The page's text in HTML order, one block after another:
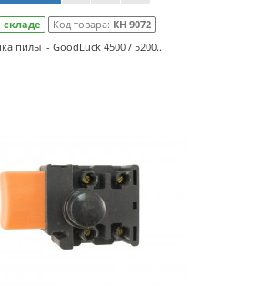
складе Код товара: КН 9072
пилы - GoodLuck 4500 / 5200..